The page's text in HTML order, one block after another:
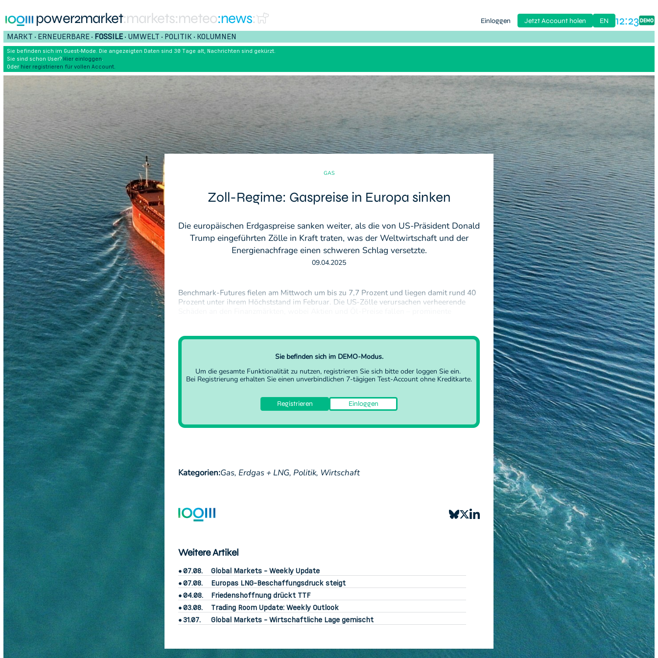
power2market:markets:meteo:news: Einloggen Jetzt Account holen EN 12:23
MARKT • ERNEUERBARE • FOSSILE • UMWELT • POLITIK • KOLUMNEN
Sie befinden sich im Guest-Mode. Die angezeigten Daten sind 30 Tage alt, Nachrichten sind gekürzt.
Sie sind schon User? Hier einloggen
Oder hier registrieren für vollen Account.
GAS
Zoll-Regime: Gaspreise in Europa sinken
Die europäischen Erdgaspreise sanken weiter, als die von US-Präsident Donald
Trump eingeführten Zölle in Kraft traten, was der Weltwirtschaft und der
Energienachfrage einen schweren Schlag versetzte.
09.04.2025
Benchmark-Futures fielen am Mittwoch um bis zu 7,7 Prozent und liegen damit rund 40
Prozent unter ihrem Höchststand im Februar. Die US-Zölle verursachen verheerende
Sie befinden sich im DEMO-Modus.
Um die gesamte Funktionalität zu nutzen, registrieren Sie sich bitte oder loggen Sie ein.
Bei Registrierung erhalten Sie einen unverbindlichen 7-tägigen Test-Account ohne Kreditkarte.
Registrieren Einloggen
Kategorien:Gas, Erdgas + LNG, Politik, Wirtschaft
Weitere Artikel
07.08.
Global Markets - Weekly Update
07.08.
Europas LNG-Beschaffungsdruck steigt
04.08.
Friedenshoffnung drückt TTF
03.08.
Trading Room Update: Weekly Outlook
31.07.
Global Markets - Wirtschaftliche Lage gemischt